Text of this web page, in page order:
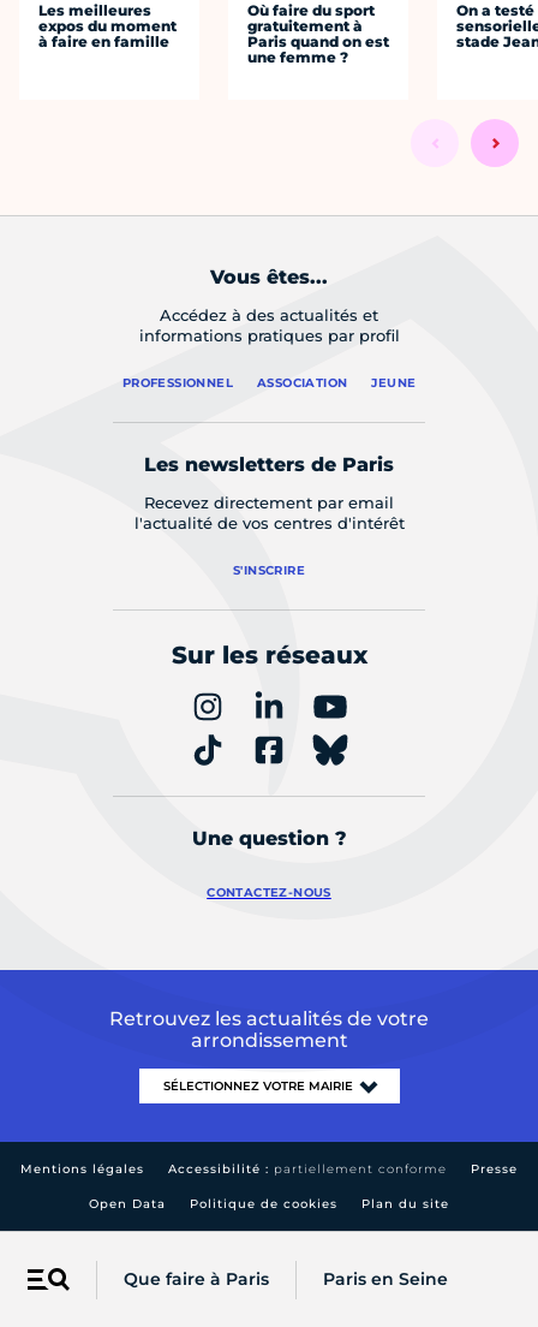
Menu Que faire à Paris Paris en Seine
Les meilleures
expos du moment
à faire en famille
Où faire du sport
gratuitement à
Paris quand on est
une femme ?
On a
stade
Vous êtes...
Accédez à des actualités et
informations pratiques par profil
PROFESSIONNEL ASSOCIATION JEUNE
Les newsletters de Paris
Recevez directement par email
l'actualité de vos centres d'intérêt
S'INSCRIRE
Sur les réseaux
Une question ?
CONTACTEZ-NOUS
Retrouvez les actualités de votre
arrondissement
Mentions légales Accessibilité : partiellement conforme Presse
Open Data Politique de cookies Plan du site